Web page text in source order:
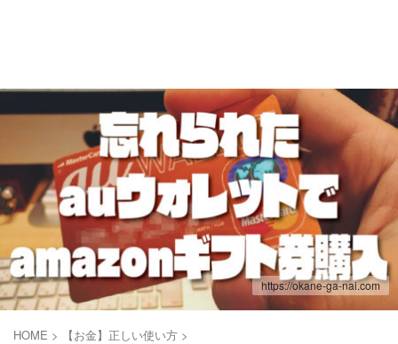
https://okane-ga-nai.com
HOME > 【お金】正しい使い方 >